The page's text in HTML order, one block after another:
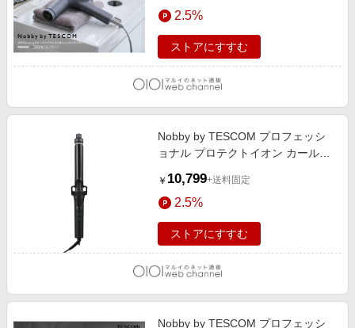
2.5%
ストアにすすむ
Nobby by TESCOM プロフェッシ
ョナル プロテクトイオン カールア
￥ 10,799+送料固定
2.5%
ストアにすすむ
Nobby by TESCOM プロフェッシ